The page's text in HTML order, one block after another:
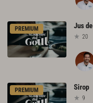
PREMIUM Jusde
20
PREMIUM Sirop
9